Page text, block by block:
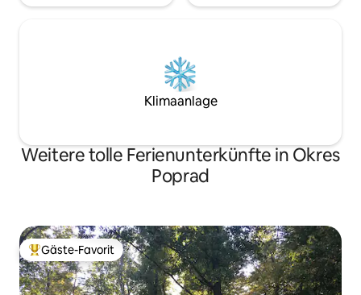
Klimaanlage
Weitere tolle Ferienunterkünfte in Okres
Poprad
Beliebter Gäste-Favorit.
Gäste-Favorit